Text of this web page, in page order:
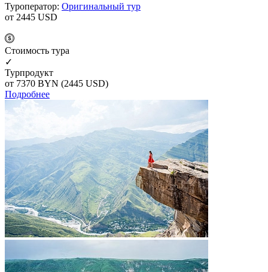
Туроператор: Оригинальный тур
от 2445 USD
Cтоимость тура
✓
Турпродукт
от 7370 BYN (2445 USD)
Подробнее